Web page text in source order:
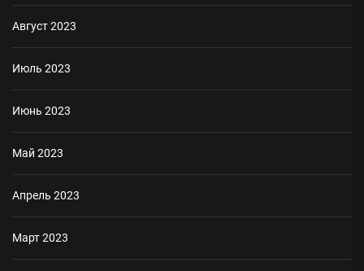
Август 2023
Июль 2023
Июнь 2023
Май 2023
Апрель 2023
Март 2023